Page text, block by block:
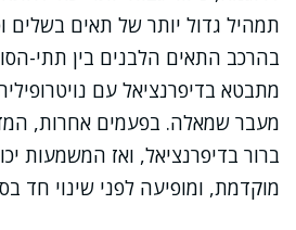
תמהיל גדול יותר של תאים בשלים
בהרכב התאים הלבנים בין תתי-
מתבטא בדיפרנציאל עם
מעבר שמאלה. בפעמים אחרות,
ברור בדיפרנציאל, ואז המשמעות
מוקדמת, ומופיעה לפני שינוי חד